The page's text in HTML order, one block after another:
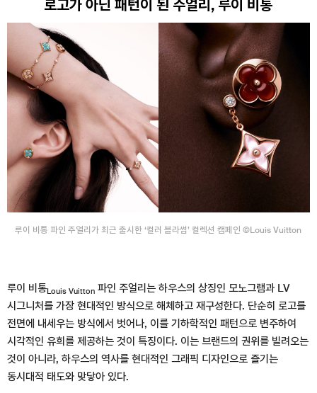
로고가 아닌 패턴이 된 주얼리, 루이 비통
루이 비통 파인 주얼리가 최근 출시한 ‘컬러 블라썸’ 컬렉션 캠페인 ©Louis Vuitton
루이 비통Louis Vuitton 파인 주얼리는 하우스의 상징인 모노그램과 LV
시그니처를 가장 현대적인 방식으로 해체하고 재구성한다. 단순히 로고를
전면에 내세우는 방식에서 벗어나, 이를 기하학적인 패턴으로 변주하여
시각적인 유희를 제공하는 것이 특징이다. 이는 브랜드의 권위를 빌려오는
것이 아니라, 하우스의 역사를 현대적인 그래픽 디자인으로 즐기는
동시대적 태도와 맞닿아 있다.